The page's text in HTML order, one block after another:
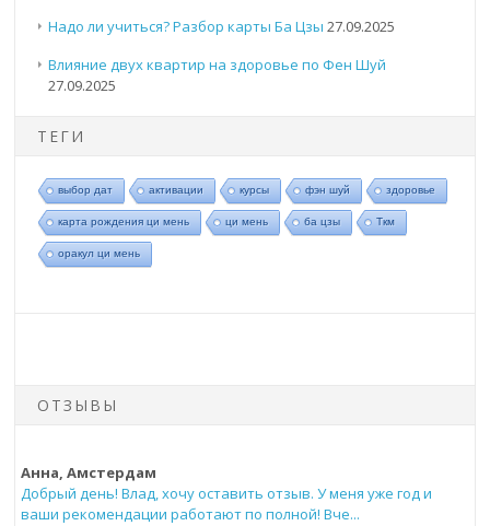
Надо ли учиться? Разбор карты Ба Цзы 27.09.2025
Влияние двух квартир на здоровье по Фен Шуй
27.09.2025
ТЕГИ
выбор дат активации курсы фэн шуй здоровье
карта рождения ци мень ци мень ба цзы Ткм
оракул ци мень
ОТЗЫВЫ
Анна, Амстердам
Добрый день! Влад, хочу оставить отзыв. У меня уже год и
ваши рекомендации работают по полной! Вче...